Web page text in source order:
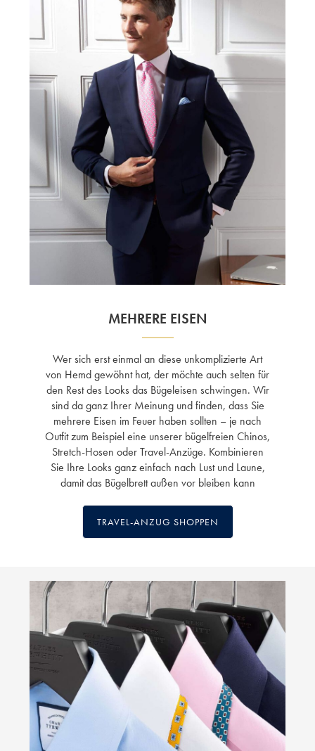
MEHRERE EISEN
Wer sich erst einmal an diese unkomplizierte Art
von Hemd gewöhnt hat, der möchte auch selten für
den Rest des Looks das Bügeleisen schwingen. Wir
sind da ganz Ihrer Meinung und finden, dass Sie
mehrere Eisen im Feuer haben sollten – je nach
Outfit zum Beispiel eine unserer bügelfreien Chinos,
Stretch-Hosen oder Travel-Anzüge. Kombinieren
Sie Ihre Looks ganz einfach nach Lust und Laune,
damit das Bügelbrett außen vor bleiben kann
TRAVEL-ANZUG SHOPPEN